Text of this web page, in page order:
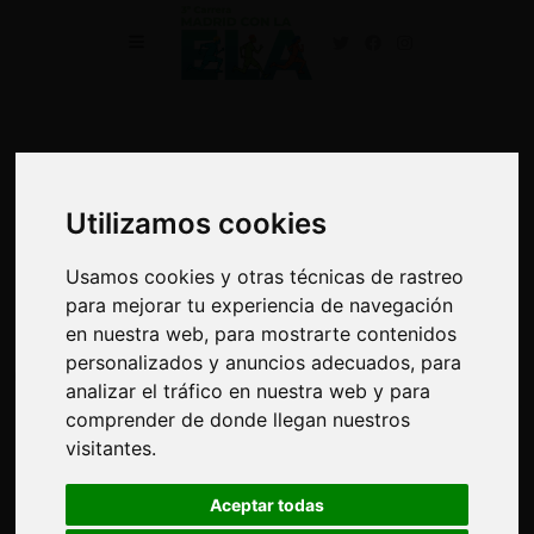
Utilizamos cookies
Usamos cookies y otras técnicas de rastreo
para mejorar tu experiencia de navegación
en nuestra web, para mostrarte contenidos
personalizados y anuncios adecuados, para
analizar el tráfico en nuestra web y para
comprender de donde llegan nuestros
visitantes.
Aceptar todas
Utilizamos cookies
Usamos cookies y otras técnicas de rastreo
para mejorar tu experiencia de navegación
en nuestra web, para mostrarte contenidos
personalizados y anuncios adecuados, para
analizar el tráfico en nuestra web y para
comprender de donde llegan nuestros
visitantes.
Aceptar todas
Carrera Madrid con la ELA
03/06/2026